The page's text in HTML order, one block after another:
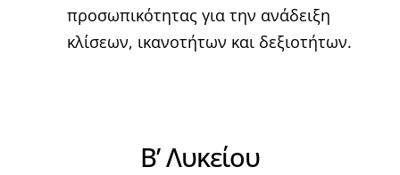
προσωπικότητας για την ανάδειξη
κλίσεων, ικανοτήτων και δεξιοτήτων.
Β’ Λυκείου